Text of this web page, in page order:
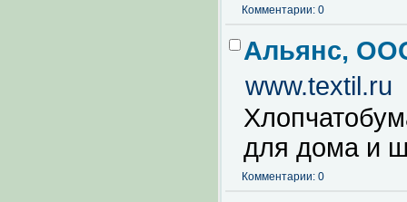
Комментарии: 0
Альянс,
www.textil.ru
для дома и
Комментарии: 0